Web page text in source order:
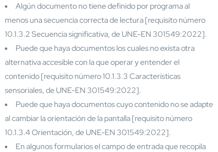
Algún documento no tiene definido por programa al
menos una secuencia correcta de lectura [requisito número
10.1.3.2 Secuencia significativa, de UNE-EN 301549:2022].
Puede que haya documentos los cuales no exista otra
alternativa accesible con la que operar y entender el
contenido [requisito número 10.1.3.3 Características
sensoriales, de UNE-EN 301549:2022].
Puede que haya documentos cuyo contenido no se adapte
al cambiar la orientación de la pantalla [requisito número
10.1.3.4 Orientación, de UNE-EN 301549:2022].
En algunos formularios el campo de entrada que recopila